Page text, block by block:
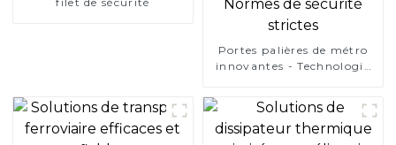
Portes palières de métro
innovantes - Technologie